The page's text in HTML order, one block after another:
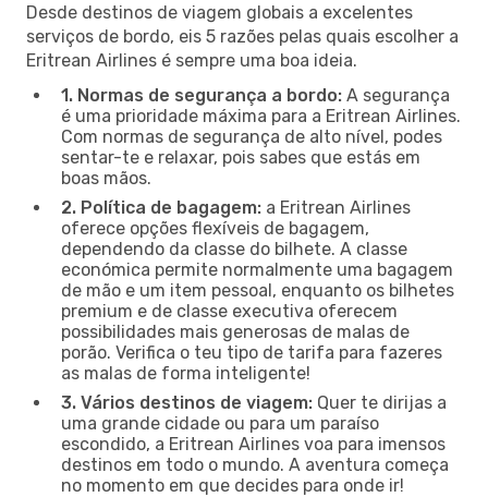
Desde destinos de viagem globais a excelentes
serviços de bordo, eis 5 razões pelas quais escolher a
Eritrean Airlines é sempre uma boa ideia.
1. Normas de segurança a bordo: A segurança
é uma prioridade máxima para a Eritrean Airlines.
Com normas de segurança de alto nível, podes
sentar-te e relaxar, pois sabes que estás em
boas mãos.
2. Política de bagagem: a Eritrean Airlines
oferece opções flexíveis de bagagem,
dependendo da classe do bilhete. A classe
económica permite normalmente uma bagagem
de mão e um item pessoal, enquanto os bilhetes
premium e de classe executiva oferecem
possibilidades mais generosas de malas de
porão. Verifica o teu tipo de tarifa para fazeres
as malas de forma inteligente!
3. Vários destinos de viagem: Quer te dirijas a
uma grande cidade ou para um paraíso
escondido, a Eritrean Airlines voa para imensos
destinos em todo o mundo. A aventura começa
no momento em que decides para onde ir!